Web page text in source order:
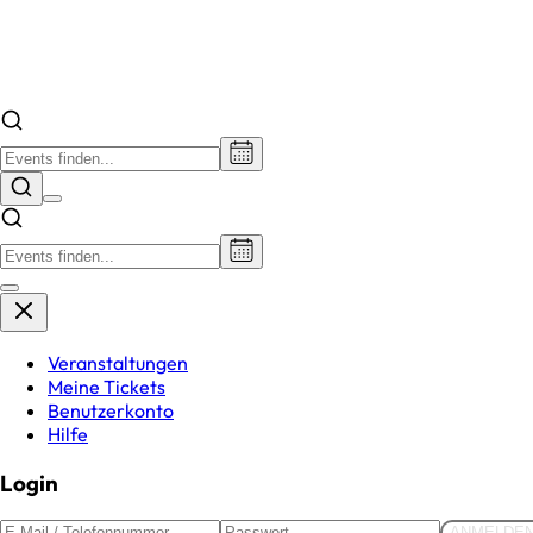
Veranstaltungen
Meine Tickets
Benutzerkonto
Hilfe
Login